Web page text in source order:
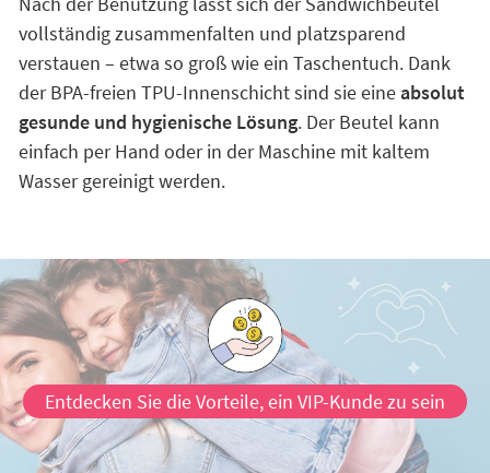
vollständig zusammenfalten und platzsparend
verstauen – etwa so groß wie ein Taschentuch. Dank
der BPA-freien TPU-Innenschicht sind sie eineabsolut
gesunde und hygienische Lösung. Der Beutel kann
einfach per Hand oder in der Maschine mit kaltem
Wasser gereinigt werden.
Entdecken Sie die Vorteile, ein VIP-Kunde zu sein